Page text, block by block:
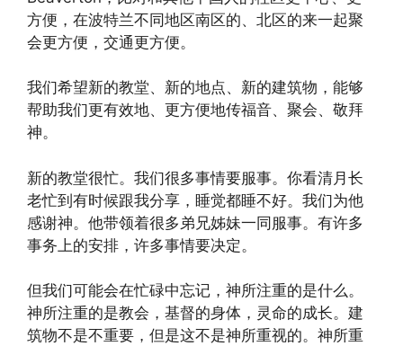
方便，在波特兰不同地区南区的、北区的来一起聚
会更方便，交通更方便。
我们希望新的教堂、新的地点、新的建筑物，能够
帮助我们更有效地、更方便地传福音、聚会、敬拜
神。
新的教堂很忙。我们很多事情要服事。你看清月长
老忙到有时候跟我分享，睡觉都睡不好。我们为他
感谢神。他带领着很多弟兄姊妹一同服事。有许多
事务上的安排，许多事情要决定。
但我们可能会在忙碌中忘记，神所注重的是什么。
神所注重的是教会，基督的身体，灵命的成长。建
筑物不是不重要，但是这不是神所重视的。神所重